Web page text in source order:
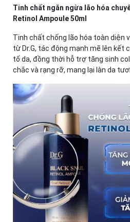
Tinh chất ngăn ngừa lão hóa
Retinol Ampoule 50ml
Tinh chất chống lão hóa toàn diện
từ Dr.G, tác động mạnh mẽ lên kết
tố da, đồng thời hỗ trợ tăng sinh
chắc và rạng rỡ, mang lại làn da